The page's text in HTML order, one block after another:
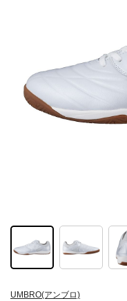
UMBRO(アンブロ)